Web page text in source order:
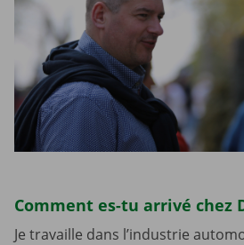
Comment es-tu arrivé chez
Je travaille dans l’industrie